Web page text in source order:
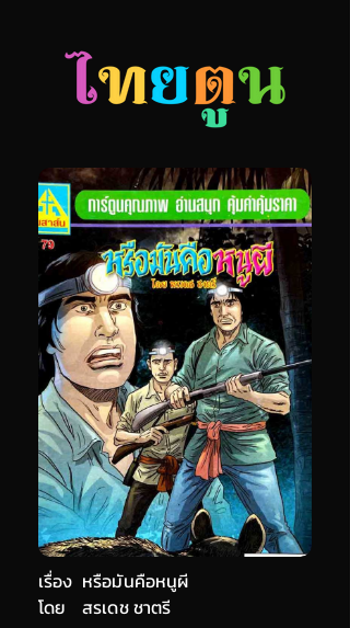
เรื่อง หรือมันคือหนูผี
สรเดช ชาตรี
โดย